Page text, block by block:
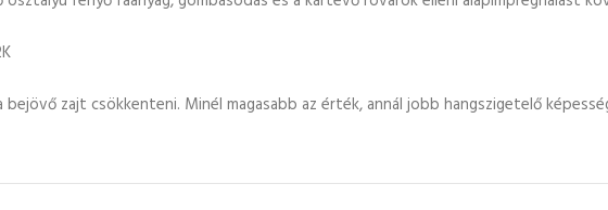
zajt csökkenteni. Minél magasabb az érték, annál jobb hangszigetelő